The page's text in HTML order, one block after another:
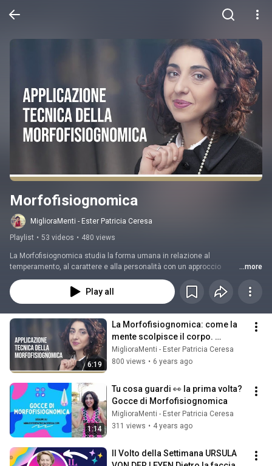
Morfofisiognomica
MiglioraMenti - Ester Patricia Ceresa
Playlist • 53 videos • 480 views
La Morfofisiognomica studia la forma umana in relazione al
temperamento, al carattere e alla personalità con un approccio
straordinariamente pratico e alla portata di tutti. Trova la relazione tra le
forme del corpo, del viso e dei tratti somatici con le caratteristiche della
persona. Playlist con tutorial, analisi dal vivo, brevi spiegazioni ed un
innovativo.
...more
Play all
6:19
La Morfofisiognomica: come la
mente scolpisce il corpo.
MiglioraMenti di Ester Patricia
Ceresa
MiglioraMenti - Ester Patricia Ceresa
800 views • 6 years ago
1:14
Tu cosa guardi 👀 la prima volta?
Gocce di Morfofisiognomica
MiglioraMenti - Ester Patricia Ceresa
311 views • 4 years ago
Il Volto della Settimana URSULA